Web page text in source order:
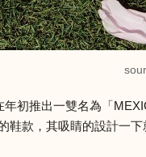
年初推出一雙名為「
款，其吸睛的設計一